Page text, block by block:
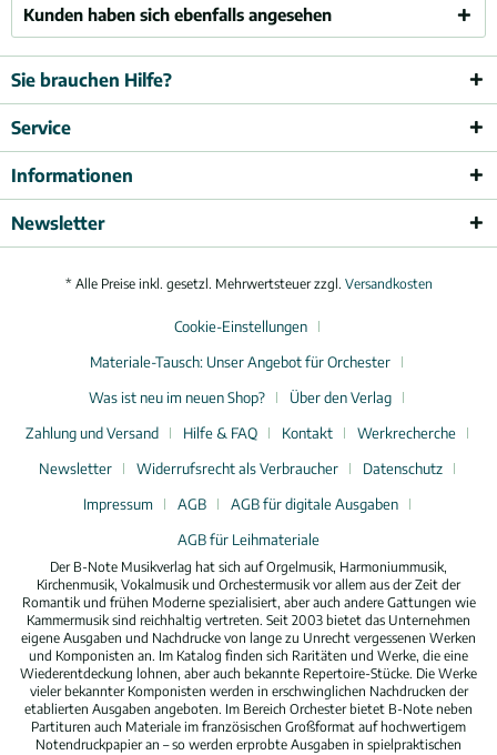
Kunden haben sich ebenfalls angesehen
Sie brauchen Hilfe?
Service
Informationen
Newsletter
* Alle Preise inkl. gesetzl. Mehrwertsteuer zzgl. Versandkosten
Cookie-Einstellungen
Materiale-Tausch: Unser Angebot für Orchester
Was ist neu im neuen Shop?
Über den Verlag
Zahlung und Versand
Hilfe & FAQ Kontakt
Werkrecherche
Newsletter
Widerrufsrecht als Verbraucher
Datenschutz
Impressum
AGB
AGB für digitale Ausgaben
AGB für Leihmateriale
Der B-Note Musikverlag hat sich auf Orgelmusik, Harmoniummusik,
Kirchenmusik, Vokalmusik und Orchestermusik vor allem aus der Zeit der
Romantik und frühen Moderne spezialisiert, aber auch andere Gattungen wie
Kammermusik sind reichhaltig vertreten. Seit 2003 bietet das Unternehmen
eigene Ausgaben und Nachdrucke von lange zu Unrecht vergessenen Werken
und Komponisten an. Im Katalog finden sich Raritäten und Werke, die eine
Wiederentdeckung lohnen, aber auch bekannte Repertoire-Stücke. Die Werke
vieler bekannter Komponisten werden in erschwinglichen Nachdrucken der
etablierten Ausgaben angeboten. Im Bereich Orchester bietet B-Note neben
Partituren auch Materiale im französischen Großformat auf hochwertigem
Notendruckpapier an – so werden erprobte Ausgaben in spielpraktischen